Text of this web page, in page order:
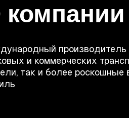
производитель
и коммерческих
так и более роскошные